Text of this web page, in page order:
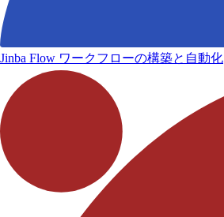
Jinba Flow ワークフローの構築と自動化